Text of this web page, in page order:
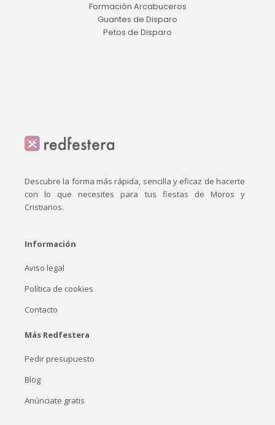
Formación Arcabuceros
Guantes de Disparo
Petos de Disparo
Descubre la forma más rápida, sencilla y eficaz de hacerte
con lo que necesites para tus fiestas de Moros y
Cristianos.
Información
Aviso legal
Política de cookies
Contacto
Más Redfestera
Pedir presupuesto
Blog
Anúnciate gratis